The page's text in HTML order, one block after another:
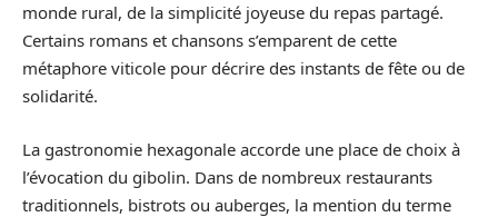
monde rural, de la simplicité joyeuse du repas partagé.
Certains romans et chansons s’emparent de cette
métaphore viticole pour décrire des instants de fête ou de
solidarité.
La gastronomie hexagonale accorde une place de choix à
l’évocation du gibolin. Dans de nombreux restaurants
traditionnels, bistrots ou auberges, la mention du terme